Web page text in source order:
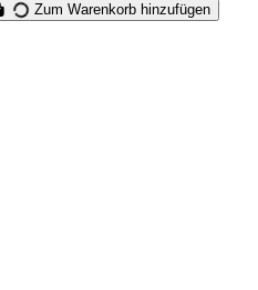
Zum Warenkorb hinzufügen